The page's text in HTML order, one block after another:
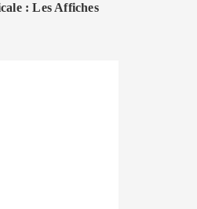
: Les Affiches